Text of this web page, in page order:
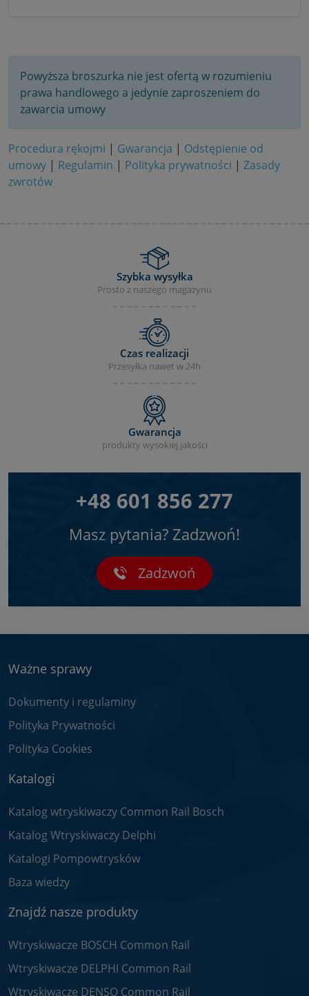
Powyższa broszurka nie jest ofertą w rozumieniu
prawa handlowego a jedynie zaproszeniem do
zawarcia umowy
Procedura rękojmi | Gwarancja | Odstępienie od
umowy | Regulamin | Polityka prywatności | Zasady
zwrotów
Szybka wysyłka
Prosto z naszego magazynu
Czas realizacji
Przesyłka nawet w 24h
Gwarancja
produkty wysokiej jakości
+48 601 856 277
Masz pytania? Zadzwoń!
Zadzwoń
Ważne sprawy
Dokumenty i regulaminy
Polityka Prywatności
Polityka Cookies
Katalogi
Katalog wtryskiwaczy Common Rail Bosch
Katalog Wtryskiwaczy Delphi
Katalogi Pompowtrysków
Baza wiedzy
Znajdź nasze produkty
Wtryskiwacze BOSCH Common Rail
Wtryskiwacze DELPHI Common Rail
Wtryskiwacze DENSO Common Rail